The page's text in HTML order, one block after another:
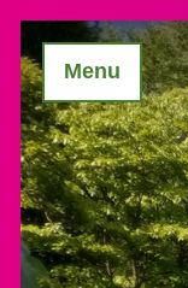
Menu